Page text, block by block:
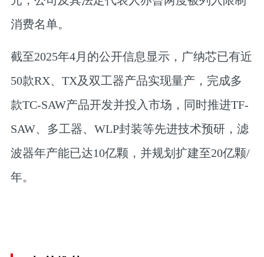
消费名单。
截至2025年4月的公开信息显示，广纳芯已有近
50款RX、TX及双工器产品实现量产，完成多
款TC-SAW产品开发并投入市场，同时推进TF-
SAW、多工器、WLP封装等先进技术预研，滤
波器年产能已达10亿颗，并规划扩建至20亿颗/
年。